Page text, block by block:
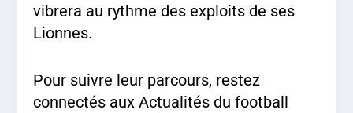
vibrera au rythme des exploits de ses
Lionnes.
Pour suivre leur parcours, restez
connectés aux Actualités du football